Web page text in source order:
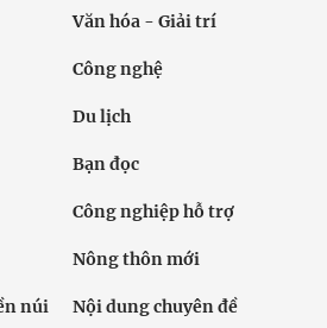
Văn hóa - Giải trí
Công nghệ
Du lịch
Bạn đọc
Công nghiệp hỗ trợ
Nông thôn mới
núi Nội dung chuyên đề